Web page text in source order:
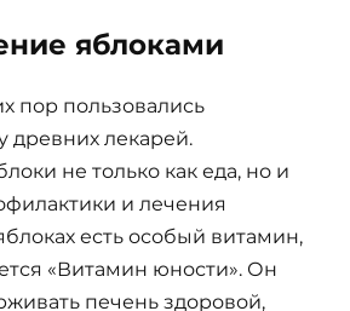
яблоками
пор пользовались
древних лекарей.
не только как еда, но и
и лечения
есть особый витамин,
«Витамин юности». Он
печень здоровой,